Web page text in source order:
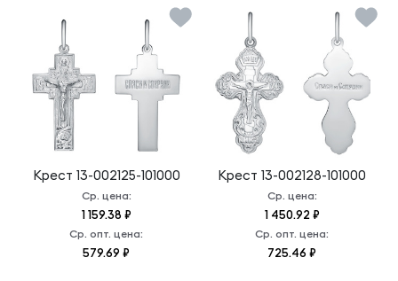
Крест 13-002125-101000
Ср. цена:
1 159.38 ₽
Ср. опт. цена:
579.69 ₽
Крест 13-002128-101000
Ср. цена:
1 450.92 ₽
Ср. опт. цена:
725.46 ₽